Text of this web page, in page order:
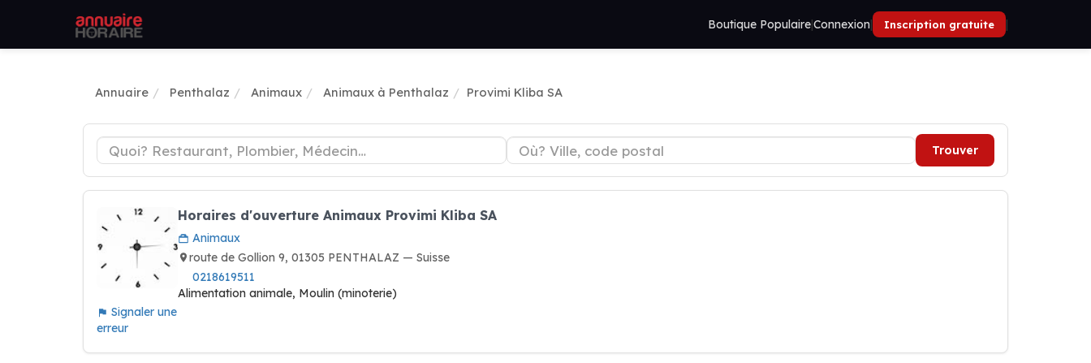
Boutique Populaire|Connexion| Inscription gratuite |
Annuaire Penthalaz Animaux Animaux à Penthalaz Provimi Kliba SA
Trouver
Signaler une
erreur
Horaires d'ouverture Animaux Provimi Kliba SA
Animaux
route de Gollion 9, 01305 PENTHALAZ — Suisse
0218619511
Alimentation animale, Moulin (minoterie)